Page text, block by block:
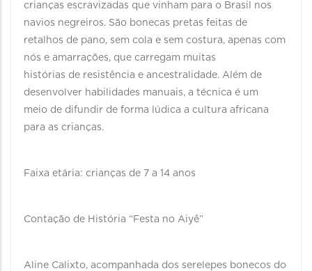
crianças escravizadas que vinham para o Brasil nos
navios negreiros. São bonecas pretas feitas de
retalhos de pano, sem cola e sem costura, apenas com
nós e amarrações, que carregam muitas
histórias de resistência e ancestralidade. Além de
desenvolver habilidades manuais, a técnica é um
meio de difundir de forma lúdica a cultura africana
para as crianças.
Faixa etária: crianças de 7 a 14 anos
Contação de História “Festa no Aiyê”
Aline Calixto, acompanhada dos serelepes bonecos do